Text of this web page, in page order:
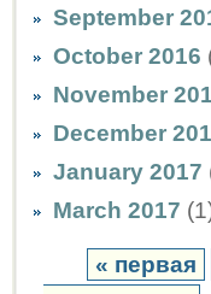
September
October 2016
November
December
January 2017
March 2017
« первая